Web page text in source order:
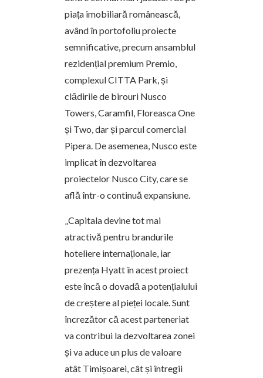
piața imobiliară românească,
având în portofoliu proiecte
semnificative, precum ansamblul
rezidențial premium Premio,
complexul CITTA Park, și
clădirile de birouri Nusco
Towers, Caramfil, Floreasca One
și Two, dar și parcul comercial
Pipera. De asemenea, Nusco este
implicat în dezvoltarea
proiectelor Nusco City, care se
află într-o continuă expansiune.
„Capitala devine tot mai
atractivă pentru brandurile
hoteliere internaționale, iar
prezența Hyatt în acest proiect
este încă o dovadă a potențialului
de creștere al pieței locale. Sunt
încrezător că acest parteneriat
va contribui la dezvoltarea zonei
și va aduce un plus de valoare
atât Timișoarei, cât și întregii